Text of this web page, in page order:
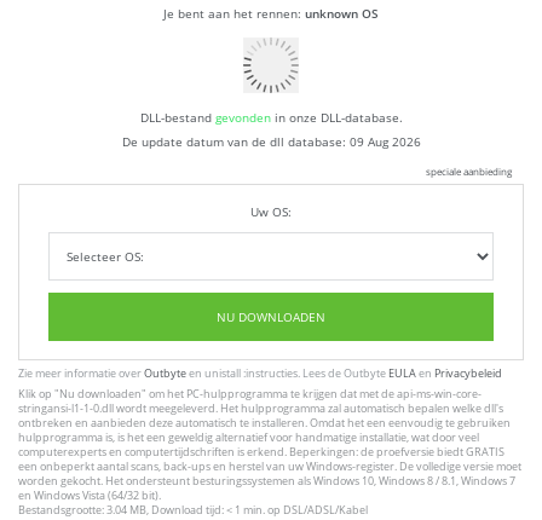
Je bent aan het rennen: unknown OS
DLL-bestand gevondenin onze DLL-database.
De update datum van de dll database: 09 Aug 2026
speciale aanbieding
Uw OS:
NU DOWNLOADEN
Zie meer informatie overOutbyteen unistall :instructies. Lees de Outbyte EULAen Privacybeleid
Klik op "Nu downloaden" om het PC-hulpprogramma te krijgen dat met de api-ms-win-core-
stringansi-l1-1-0.dll wordt meegeleverd. Het hulpprogramma zal automatisch bepalen welke dll's
ontbreken en aanbieden deze automatisch te installeren. Omdat het een eenvoudig te gebruiken
hulpprogramma is, is het een geweldig alternatief voor handmatige installatie, wat door veel
computerexperts en computertijdschriften is erkend. Beperkingen: de proefversie biedt GRATIS
een onbeperkt aantal scans, back-ups en herstel van uw Windows-register. De volledige versie moet
worden gekocht. Het ondersteunt besturingssystemen als Windows 10, Windows 8 / 8.1, Windows 7
en Windows Vista (64/32 bit).
Bestandsgrootte: 3.04 MB, Download tijd: < 1 min. op DSL/ADSL/Kabel